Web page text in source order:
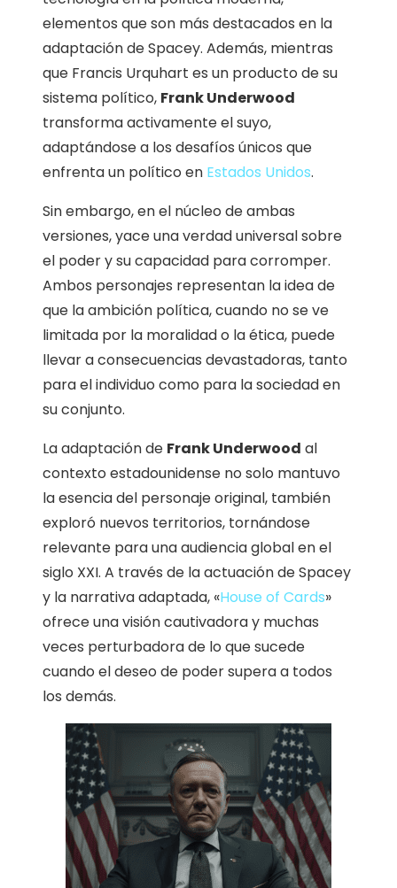
elementos que son más destacados en la
adaptación de Spacey. Además, mientras
que Francis Urquhart es un producto de su
sistema político, Frank Underwood
transforma activamente el suyo,
adaptándose a los desafíos únicos que
enfrenta un político en Estados Unidos.
Sin embargo, en el núcleo de ambas
versiones, yace una verdad universal sobre
el poder y su capacidad para corromper.
Ambos personajes representan la idea de
que la ambición política, cuando no se ve
limitada por la moralidad o la ética, puede
llevar a consecuencias devastadoras, tanto
para el individuo como para la sociedad en
su conjunto.
La adaptación de Frank Underwood al
contexto estadounidense no solo mantuvo
la esencia del personaje original, también
exploró nuevos territorios, tornándose
relevante para una audiencia global en el
siglo XXI. A través de la actuación de Spacey
y la narrativa adaptada, «House of Cards»
ofrece una visión cautivadora y muchas
veces perturbadora de lo que sucede
cuando el deseo de poder supera a todos
los demás.